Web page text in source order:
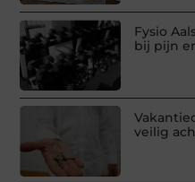
Fysio
bij pijn
veilig